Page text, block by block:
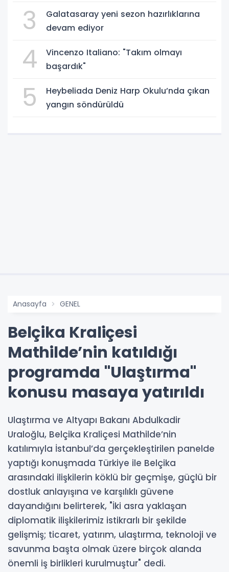
3
Galatasaray yeni sezon hazırlıklarına
devam ediyor
4
Vincenzo Italiano: "Takım olmayı
başardık"
5
Heybeliada Deniz Harp Okulu’nda çıkan
yangın söndürüldü
Anasayfa GENEL
Belçika Kraliçesi
Mathilde’nin katıldığı
programda "Ulaştırma"
konusu masaya yatırıldı
Ulaştırma ve Altyapı Bakanı Abdulkadir
Uraloğlu, Belçika Kraliçesi Mathilde’nin
katılımıyla İstanbul’da gerçekleştirilen panelde
yaptığı konuşmada Türkiye ile Belçika
arasındaki ilişkilerin köklü bir geçmişe, güçlü bir
dostluk anlayışına ve karşılıklı güvene
dayandığını belirterek, "İki asra yaklaşan
diplomatik ilişkilerimiz istikrarlı bir şekilde
gelişmiş; ticaret, yatırım, ulaştırma, teknoloji ve
savunma başta olmak üzere birçok alanda
önemli iş birlikleri kurulmuştur" dedi.